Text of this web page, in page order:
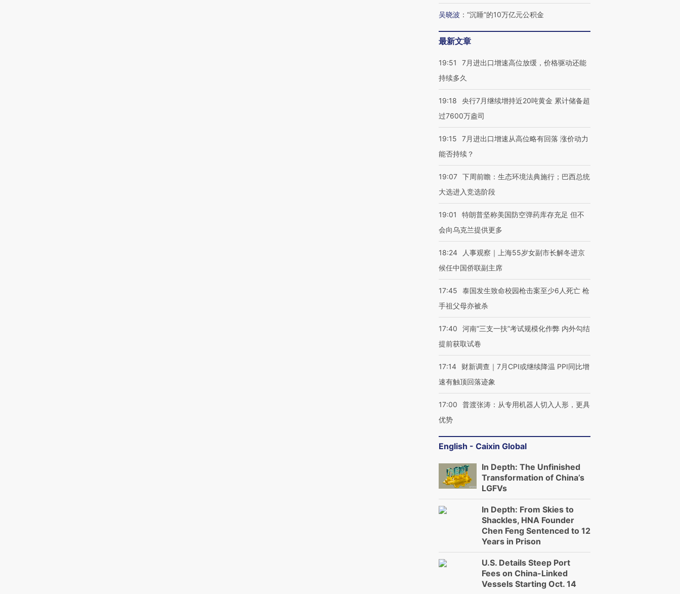
吴晓波 ： “沉睡”的10万亿元公积金
最新文章
19:51
7月进出口增速高位放缓，价格驱动还能
持续多久
19:18
央行7月继续增持近20吨黄金 累计储备超
过7600万盎司
19:15
7月进出口增速从高位略有回落 涨价动力
能否持续？
19:07 下周前瞻：生态环境法典施行；巴西总统
大选进入竞选阶段
19:01
特朗普坚称美国防空弹药库存充足 但不
会向乌克兰提供更多
18:24
人事观察｜上海55岁女副市长解冬进京
候任中国侨联副主席
17:45
泰国发生致命校园枪击案至少6人死亡 枪
手祖父母亦被杀
17:40
河南“三支一扶”考试规模化作弊 内外勾结
提前获取试卷
17:14
财新调查｜7月CPI或继续降温 PPI同比增
速有触顶回落迹象
17:00
普渡张涛：从专用机器人切入人形，更具
优势
English - Caixin Global
In Depth: The Unfinished
Transformation of China’s
LGFVs
In Depth: From Skies to
Shackles, HNA Founder
Chen Feng Sentenced to 12
Years in Prison
U.S. Details Steep Port
Fees on China-Linked
Vessels Starting Oct. 14